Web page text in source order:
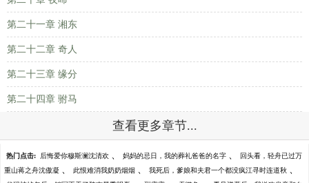
第二十一章 湘东
第二十二章 奇人
第二十三章 缘分
第二十四章 驸马
查看更多章节...
热门点击: 后悔爱你穆斯澜沈清欢 、 妈妈的忌日，我的葬礼爸爸的名字 、 回头看，轻舟已过万
重山蒋之舟沈傲凝 、 此恨难消我奶奶烟烟 、 我死后，爹娘和夫君一个都没疯江寻时连道秋 、